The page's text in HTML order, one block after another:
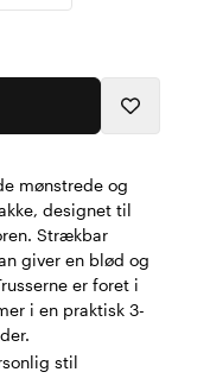
mønstrede og
designet til
Strækbar
giver en blød og
er foret i
i en praktisk 3-
stil